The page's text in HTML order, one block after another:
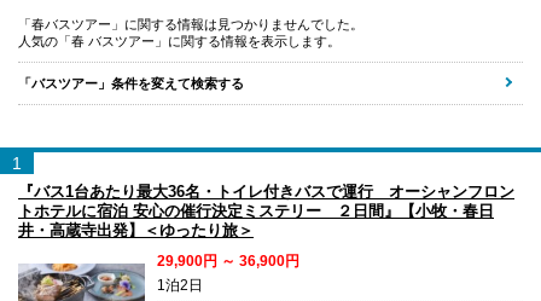
「春バスツアー」に関する情報は見つかりませんでした。
人気の「春 バスツアー」に関する情報を表示します。
「バスツアー」条件を変えて検索する
1
『バス1台あたり最大36名・トイレ付きバスで運行 オーシャンフロン
トホテルに宿泊 安心の催行決定ミステリー ２日間』【小牧・春日
井・高蔵寺出発】＜ゆったり旅＞
29,900円 ～ 36,900円
1泊2日